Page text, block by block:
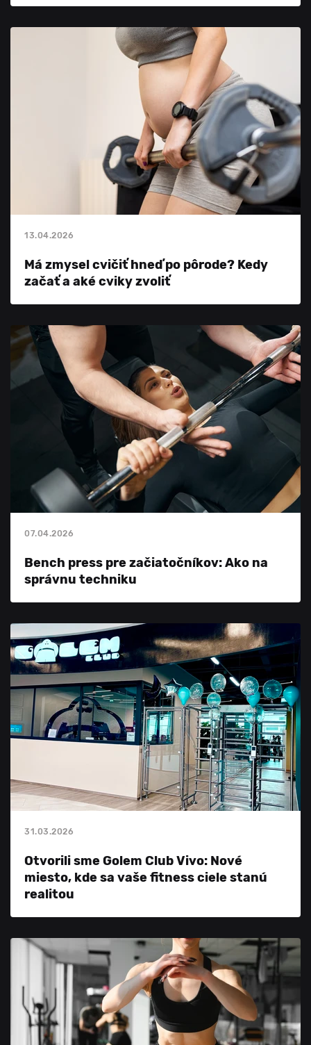
13.04.2026
Má zmysel cvičiť hneď po pôrode? Kedy
začať a aké cviky zvoliť
07.04.2026
Bench press pre začiatočníkov: Ako na
správnu techniku
31.03.2026
Otvorili sme Golem Club Vivo: Nové
miesto, kde sa vaše fitness ciele stanú
realitou